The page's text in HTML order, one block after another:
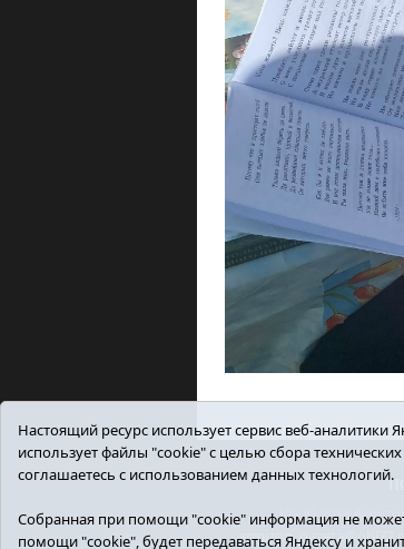
12+ © 2018
Настоящий ресурс использует сервис веб-
использует файлы "cookie" с целью сбора
соглашаетесь с использованием данных технологий.
Собранная при помощи "cookie" информация не
помощи "cookie", будет передаваться Яндексу и